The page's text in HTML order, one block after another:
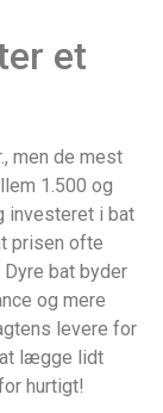
et
men de mest
1.500 og
investeret i bat
prisen ofte
bat byder
og mere
levere for
lægge lidt
hurtigt!